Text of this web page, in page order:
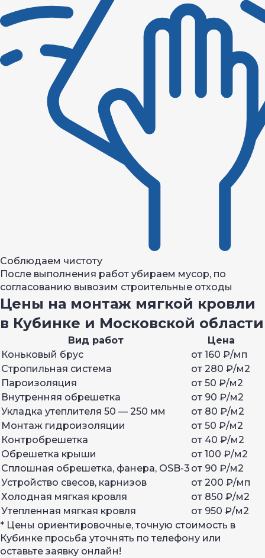
Соблюдаем чистоту
После выполнения работ убираем мусор, по
согласованию вывозим строительные отходы
Цены на монтаж мягкой кровли
в Кубинке и Московской области
Вид работ
Цена
Коньковый брус
от 160 ₽/мп
Стропильная система
от 280 ₽/м2
Пароизоляция
от 50 ₽/м2
Внутренняя обрешетка
от 90 ₽/м2
Укладка утеплителя 50 — 250 мм
от 80 ₽/м2
Монтаж гидроизоляции
от 50 ₽/м2
Контробрешетка
от 40 ₽/м2
Обрешетка крыши
от 100 ₽/м2
Сплошная обрешетка, фанера, OSB-3 от 90 ₽/м2
Устройство свесов, карнизов
от 200 ₽/мп
Холодная мягкая кровля
от 850 ₽/м2
Утепленная мягкая кровля
от 950 ₽/м2
* Цены ориентировочные, точную стоимость в
Кубинке просьба уточнять по телефону или
оставьте заявку онлайн!